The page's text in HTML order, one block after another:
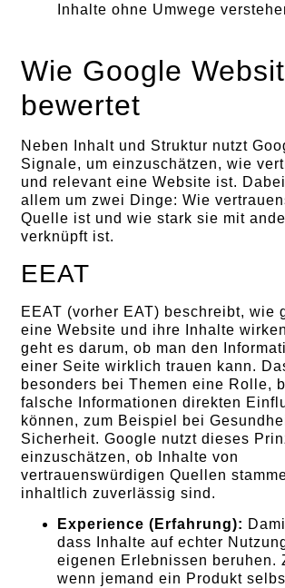
Inhalte ohne Umwege
Wie Google
bewertet
Neben Inhalt und Struktur nutzt
Signale, um einzuschätzen, wie
und relevant eine Website ist.
allem um zwei Dinge: Wie
Quelle ist und wie stark sie mit
verknüpft ist.
EEAT
EEAT (vorher EAT) beschreibt, wie
eine Website und ihre Inhalte
geht es darum, ob man den
einer Seite wirklich trauen kann.
besonders bei Themen eine Rolle,
falsche Informationen direkten
können, zum Beispiel bei
Sicherheit. Google nutzt dieses
einzuschätzen, ob Inhalte von
vertrauenswürdigen Quellen
inhaltlich zuverlässig sind.
Experience (Erfahrung):
dass Inhalte auf echter
eigenen Erlebnissen beruhen.
wenn jemand ein Produkt